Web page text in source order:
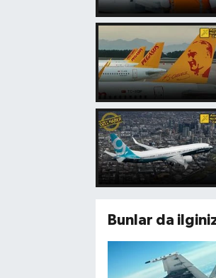
Bunlar da